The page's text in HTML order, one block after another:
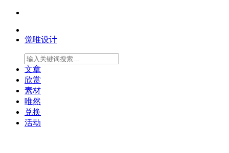
觉唯设计
文章
欣赏
素材
唯然
兑换
活动